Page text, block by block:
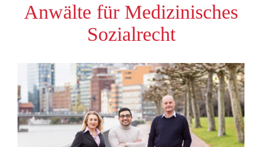
Anwälte für Medizinisches
Sozialrecht